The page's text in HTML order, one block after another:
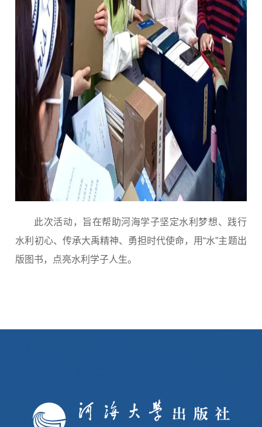
此次活动，旨在帮助河海学子坚定水利梦想、践行
水利初心、传承大禹精神、勇担时代使命，用“水”主题出
版图书，点亮水利学子人生。